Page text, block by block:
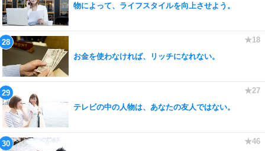
物によって、ライフスタイルを向上させよう。
お金を使わなければ、リッチになれない。
テレビの中の人物は、あなたの友人ではない。